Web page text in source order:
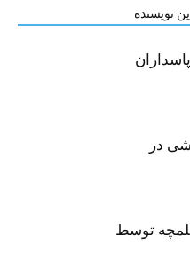
نویسنده
در
توسط